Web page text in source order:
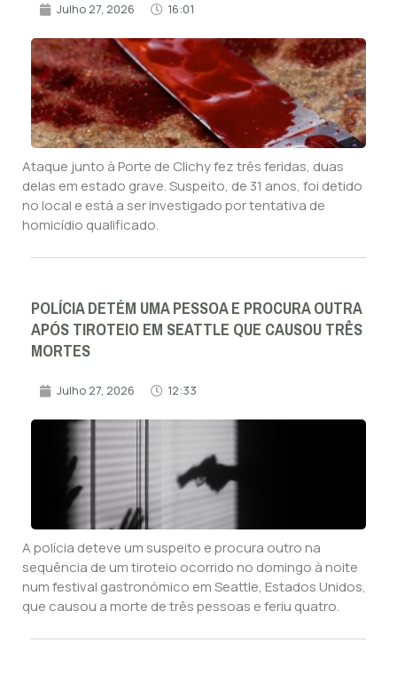
Julho 27, 2026 16:01
Ataque junto à Porte de Clichy fez três feridas, duas
delas em estado grave. Suspeito, de 31 anos, foi detido
no local e está a ser investigado por tentativa de
homicídio qualificado.
POLÍCIA DETÉM UMA PESSOA E PROCURA OUTRA
APÓS TIROTEIO EM SEATTLE QUE CAUSOU TRÊS
MORTES
Julho 27, 2026 12:33
A polícia deteve um suspeito e procura outro na
sequência de um tiroteio ocorrido no domingo à noite
num festival gastronómico em Seattle, Estados Unidos,
que causou a morte de três pessoas e feriu quatro.